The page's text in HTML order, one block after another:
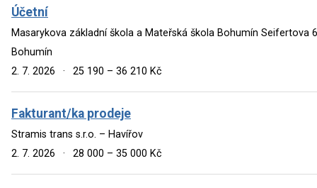
Účetní
Masarykova základní škola a Mateřská škola Bohumín Seifertova
Bohumín
2. 7. 2026
· 25 190 – 36 210 Kč
Fakturant/ka prodeje
Stramis trans s.r.o. – Havířov
2. 7. 2026
· 28 000 – 35 000 Kč